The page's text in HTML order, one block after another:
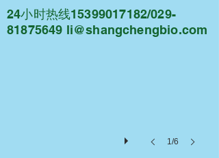
24小时热线15399017182/029-
81875649 li@shangchengbio.com
尚诚生物
重
1/6